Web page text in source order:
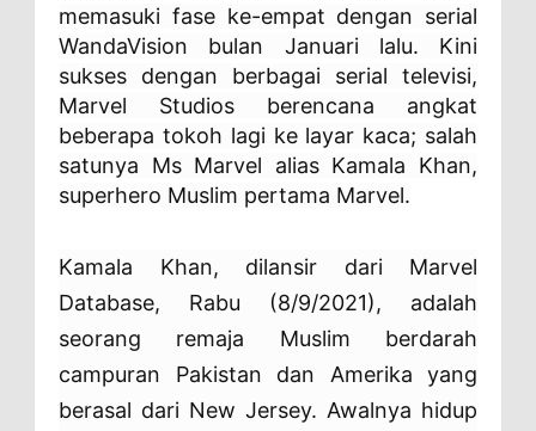
memasuki fase ke-empat dengan serial
WandaVision bulan Januari lalu. Kini
sukses dengan berbagai serial televisi,
Marvel Studios berencana angkat
beberapa tokoh lagi ke layar kaca; salah
satunya Ms Marvel alias Kamala Khan,
superhero Muslim pertama Marvel.
Kamala Khan, dilansir dari Marvel
Database, Rabu (8/9/2021), adalah
seorang remaja Muslim berdarah
campuran Pakistan dan Amerika yang
berasal dari New Jersey. Awalnya hidup